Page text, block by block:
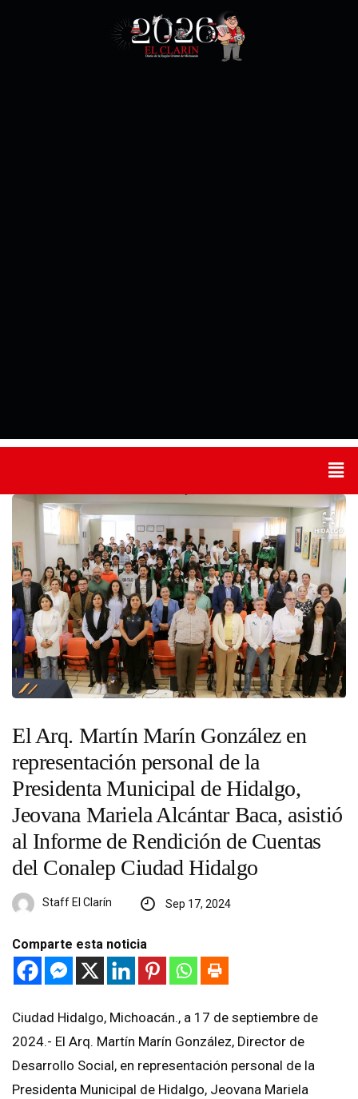
El Arq. Martín Marín González en
representación personal de la
Presidenta Municipal de Hidalgo,
Jeovana Mariela Alcántar Baca, asistió
al Informe de Rendición de Cuentas
del Conalep Ciudad Hidalgo
Staff El Clarín Sep 17, 2024
Comparte esta noticia
Ciudad Hidalgo, Michoacán., a 17 de septiembre de
2024.- El Arq. Martín Marín González, Director de
Desarrollo Social, en representación personal de la
Presidenta Municipal de Hidalgo, Jeovana Mariela